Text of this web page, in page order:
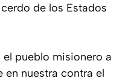
de los Estados
el pueblo misionero a
nuestra contra el